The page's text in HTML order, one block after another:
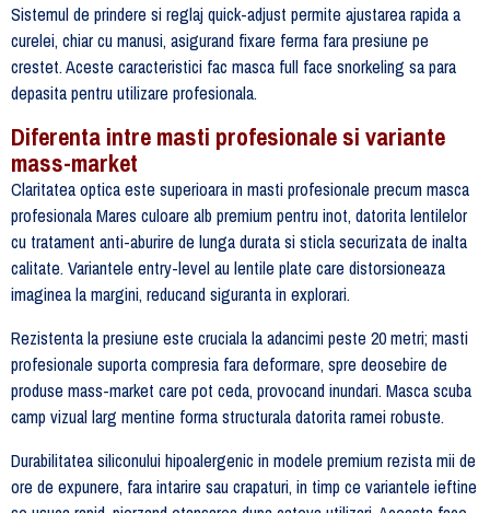
Sistemul de prindere si reglaj quick-adjust permite ajustarea rapida a
curelei, chiar cu manusi, asigurand fixare ferma fara presiune pe
crestet. Aceste caracteristici fac masca full face snorkeling sa para
depasita pentru utilizare profesionala.
Diferenta intre masti profesionale si variante
mass-market
Claritatea optica este superioara in masti profesionale precum masca
profesionala Mares culoare alb premium pentru inot, datorita lentilelor
cu tratament anti-aburire de lunga durata si sticla securizata de inalta
calitate. Variantele entry-level au lentile plate care distorsioneaza
imaginea la margini, reducand siguranta in explorari.
Rezistenta la presiune este cruciala la adancimi peste 20 metri; masti
profesionale suporta compresia fara deformare, spre deosebire de
produse mass-market care pot ceda, provocand inundari. Masca scuba
camp vizual larg mentine forma structurala datorita ramei robuste.
Durabilitatea siliconului hipoalergenic in modele premium rezista mii de
ore de expunere, fara intarire sau crapaturi, in timp ce variantele ieftine